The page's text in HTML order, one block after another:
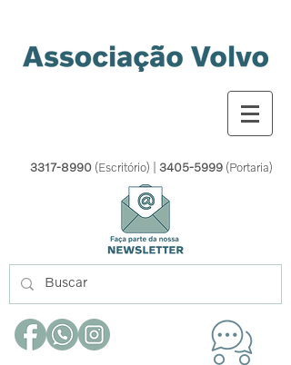
3317-8990 (Escritório) | 3405-5999(Portaria)